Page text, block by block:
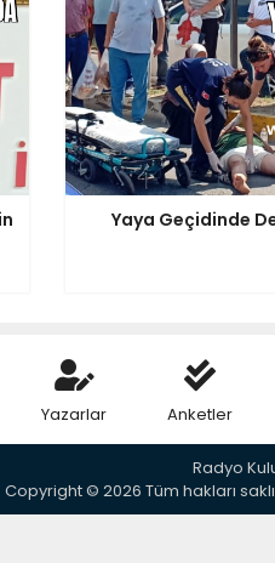
Yaya Geçidinde
Yazarlar Anketler
Radyo
Copyright © 2026 Tüm hakları